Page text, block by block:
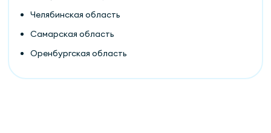
Челябинская область
Самарская область
Оренбургская область